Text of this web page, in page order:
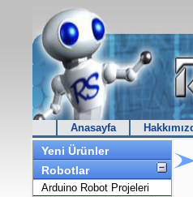
Anasayfa
Yeni Ürünler
Robotlar
Arduino Robot Projeleri